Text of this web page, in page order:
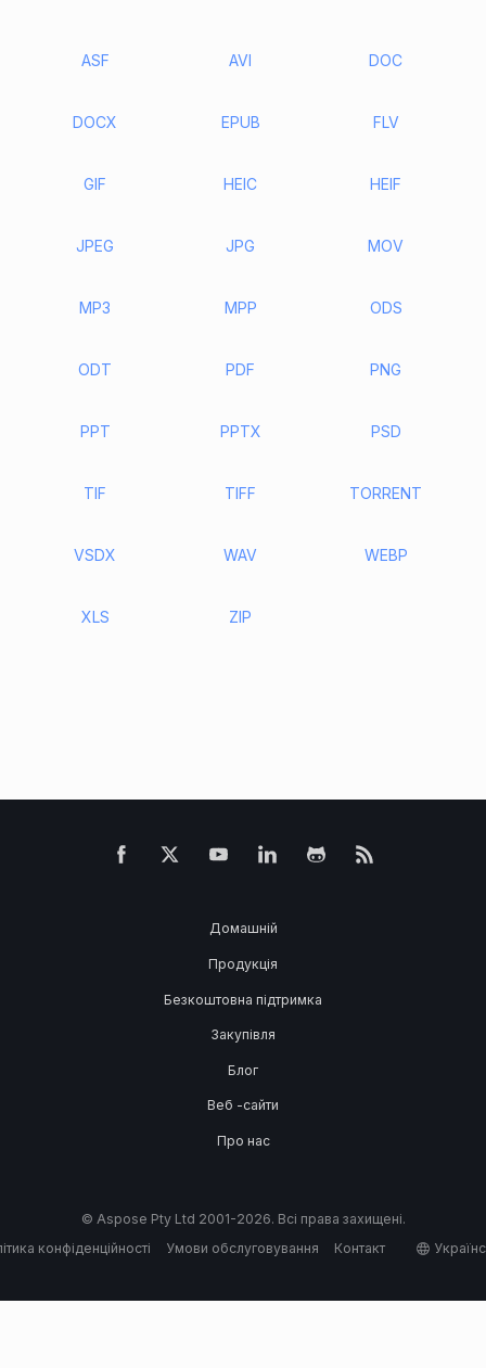
ASF AVI DOC
DOCX EPUB FLV
GIF HEIC HEIF
JPEG JPG MOV
MP3 MPP ODS
ODT PDF PNG
PPT PPTX PSD
TIF TIFF TORRENT
VSDX WAV WEBP
XLS ZIP
Домашній
Продукція
Безкоштовна підтримка
Закупівля
Блог
Веб -сайти
Про нас
© Aspose Pty Ltd 2001-2026. Всі права захищені.
конфіденційності
Умови обслуговування Контакт